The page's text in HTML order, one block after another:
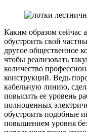
Каким образом сейчас
обустроить свой
другое общественное
чтобы реализовать
количество
конструкций. Ведь
кабельную линию,
повысить ее уровень
полноценных
обустроить подобные
повышением уровня